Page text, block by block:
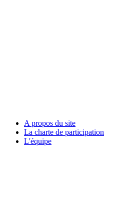
A propos du site
La charte de participation
L'équipe